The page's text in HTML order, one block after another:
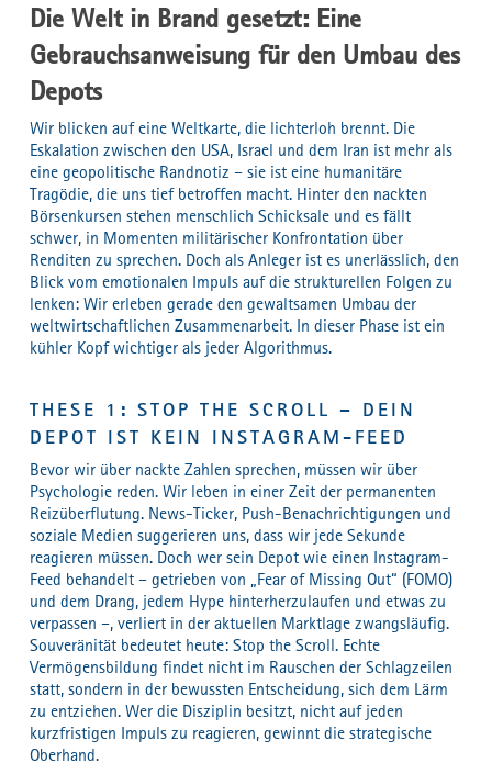
Die Welt in Brand gesetzt: Eine
Gebrauchsanweisung für den Umbau des
Depots
Wir blicken auf eine Weltkarte, die lichterloh brennt. Die
Eskalation zwischen den USA, Israel und dem Iran ist mehr als
eine geopolitische Randnotiz – sie ist eine humanitäre
Tragödie, die uns tief betroffen macht. Hinter den nackten
Börsenkursen stehen menschlich Schicksale und es fällt
schwer, in Momenten militärischer Konfrontation über
Renditen zu sprechen. Doch als Anleger ist es unerlässlich, den
Blick vom emotionalen Impuls auf die strukturellen Folgen zu
lenken: Wir erleben gerade den gewaltsamen Umbau der
weltwirtschaftlichen Zusammenarbeit. In dieser Phase ist ein
kühler Kopf wichtiger als jeder Algorithmus.
THESE 1: STOP THE SCROLL – DEIN
DEPOT IST KEIN INSTAGRAM-FEED
Bevor wir über nackte Zahlen sprechen, müssen wir über
Psychologie reden. Wir leben in einer Zeit der permanenten
Reizüberflutung. News-Ticker, Push-Benachrichtigungen und
soziale Medien suggerieren uns, dass wir jede Sekunde
reagieren müssen. Doch wer sein Depot wie einen Instagram-
Feed behandelt – getrieben von „Fear of Missing Out“ (FOMO)
und dem Drang, jedem Hype hinterherzulaufen und etwas zu
verpassen –, verliert in der aktuellen Marktlage zwangsläufig.
Souveränität bedeutet heute: Stop the Scroll. Echte
Vermögensbildung findet nicht im Rauschen der Schlagzeilen
statt, sondern in der bewussten Entscheidung, sich dem Lärm
zu entziehen. Wer die Disziplin besitzt, nicht auf jeden
kurzfristigen Impuls zu reagieren, gewinnt die strategische
Oberhand.